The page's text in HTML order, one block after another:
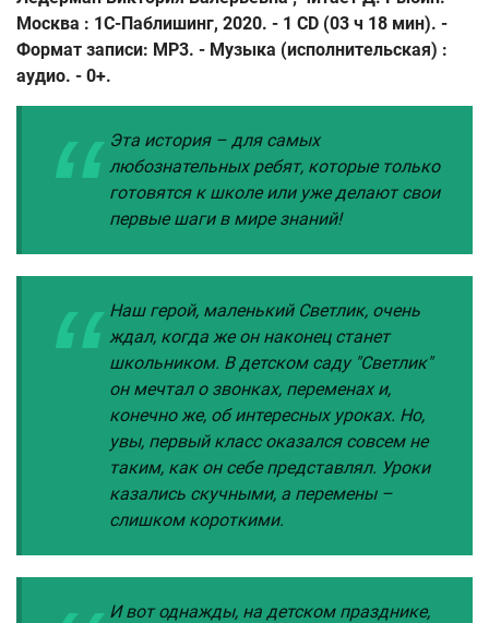
Москва : 1С-Паблишинг, 2020. - 1 CD (03 ч 18 мин). -
Формат записи: МР3. - Музыка (исполнительская) :
аудио. - 0+.
Эта история – для самых
любознательных ребят, которые только
готовятся к школе или уже делают свои
первые шаги в мире знаний!
Наш герой, маленький Светлик, очень
ждал, когда же он наконец станет
школьником. В детском саду "Светлик"
он мечтал о звонках, переменах и,
конечно же, об интересных уроках. Но,
увы, первый класс оказался совсем не
таким, как он себе представлял. Уроки
казались скучными, а перемены –
слишком короткими.
И вот однажды, на детском празднике,